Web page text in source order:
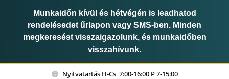
Munkaidőn kívül és hétvégén is leadhatod
rendelésedet űrlapon vagy SMS-ben. Minden
megkeresést visszaigazolunk, és munkaidőben
visszahívunk.
Nyitvatartás H-Cs 7:00-16:00 P 7-15:00